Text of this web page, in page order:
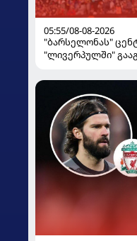
05:55/08-08-2026
"ბარსელონას"
"ლივერპულში"